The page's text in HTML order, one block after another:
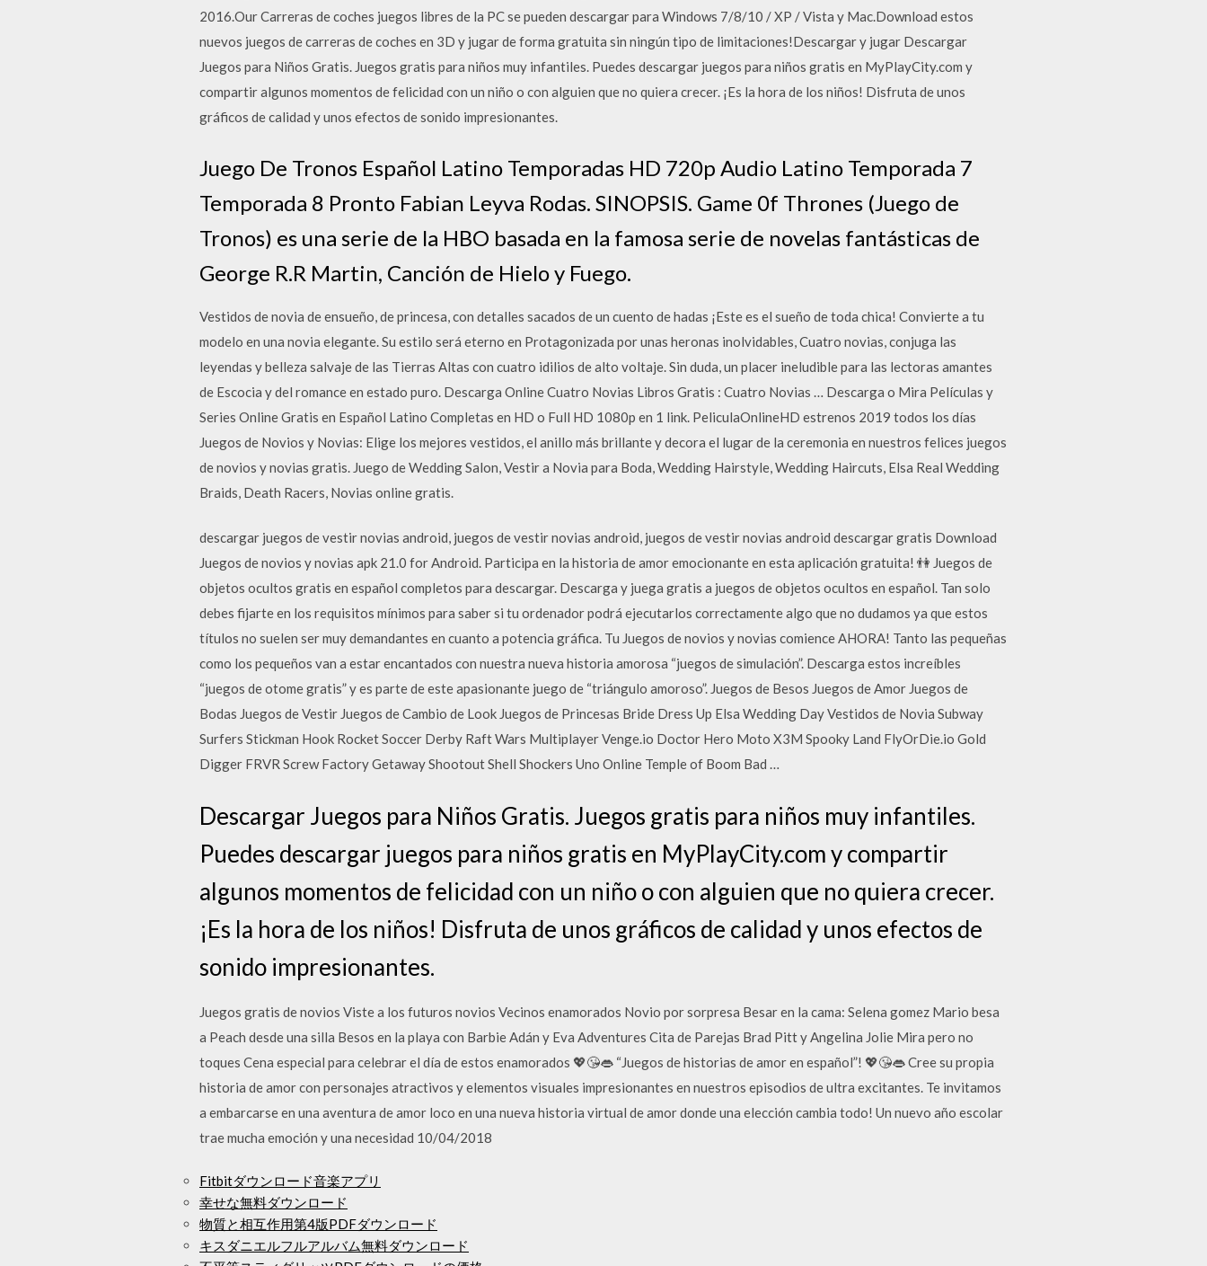
2016.Our Carreras de coches juegos libres de la PC se pueden descargar para Windows 7/8/10 / XP / Vista y Mac.Download estos
nuevos juegos de carreras de coches en 3D y jugar de forma gratuita sin ningún tipo de limitaciones!Descargar y jugar Descargar
Juegos para Niños Gratis. Juegos gratis para niños muy infantiles. Puedes descargar juegos para niños gratis en MyPlayCity.com y
compartir algunos momentos de felicidad con un niño o con alguien que no quiera crecer. ¡Es la hora de los niños! Disfruta de unos
gráficos de calidad y unos efectos de sonido impresionantes.
Juego De Tronos Español Latino Temporadas HD 720p Audio Latino Temporada 7
Temporada 8 Pronto Fabian Leyva Rodas. SINOPSIS. Game 0f Thrones (Juego de
Tronos) es una serie de la HBO basada en la famosa serie de novelas fantásticas de
George R.R Martin, Canción de Hielo y Fuego.
Vestidos de novia de ensueño, de princesa, con detalles sacados de un cuento de hadas ¡Este es el sueño de toda chica! Convierte a tu
modelo en una novia elegante. Su estilo será eterno en Protagonizada por unas heronas inolvidables, Cuatro novias, conjuga las
leyendas y belleza salvaje de las Tierras Altas con cuatro idilios de alto voltaje. Sin duda, un placer ineludible para las lectoras amantes
de Escocia y del romance en estado puro. Descarga Online Cuatro Novias Libros Gratis : Cuatro Novias … Descarga o Mira Películas y
Series Online Gratis en Español Latino Completas en HD o Full HD 1080p en 1 link. PeliculaOnlineHD estrenos 2019 todos los días
Juegos de Novios y Novias: Elige los mejores vestidos, el anillo más brillante y decora el lugar de la ceremonia en nuestros felices juegos
de novios y novias gratis. Juego de Wedding Salon, Vestir a Novia para Boda, Wedding Hairstyle, Wedding Haircuts, Elsa Real Wedding
Braids, Death Racers, Novias online gratis.
descargar juegos de vestir novias android, juegos de vestir novias android, juegos de vestir novias android descargar gratis Download
Juegos de novios y novias apk 21.0 for Android. Participa en la historia de amor emocionante en esta aplicación gratuita! 👫 Juegos de
objetos ocultos gratis en español completos para descargar. Descarga y juega gratis a juegos de objetos ocultos en español. Tan solo
debes fijarte en los requisitos mínimos para saber si tu ordenador podrá ejecutarlos correctamente algo que no dudamos ya que estos
títulos no suelen ser muy demandantes en cuanto a potencia gráfica. Tu Juegos de novios y novias comience AHORA! Tanto las pequeñas
como los pequeños van a estar encantados con nuestra nueva historia amorosa “juegos de simulación”. Descarga estos increíbles
“juegos de otome gratis” y es parte de este apasionante juego de “triángulo amoroso”. Juegos de Besos Juegos de Amor Juegos de
Bodas Juegos de Vestir Juegos de Cambio de Look Juegos de Princesas Bride Dress Up Elsa Wedding Day Vestidos de Novia Subway
Surfers Stickman Hook Rocket Soccer Derby Raft Wars Multiplayer Venge.io Doctor Hero Moto X3M Spooky Land FlyOrDie.io Gold
Digger FRVR Screw Factory Getaway Shootout Shell Shockers Uno Online Temple of Boom Bad …
Descargar Juegos para Niños Gratis. Juegos gratis para niños muy infantiles.
Puedes descargar juegos para niños gratis en MyPlayCity.com y compartir
algunos momentos de felicidad con un niño o con alguien que no quiera crecer.
¡Es la hora de los niños! Disfruta de unos gráficos de calidad y unos efectos de
sonido impresionantes.
Juegos gratis de novios Viste a los futuros novios Vecinos enamorados Novio por sorpresa Besar en la cama: Selena gomez Mario besa
a Peach desde una silla Besos en la playa con Barbie Adán y Eva Adventures Cita de Parejas Brad Pitt y Angelina Jolie Mira pero no
toques Cena especial para celebrar el día de estos enamorados 💖😘👄 “Juegos de historias de amor en español”! 💖😘👄 Cree su propia
historia de amor con personajes atractivos y elementos visuales impresionantes en nuestros episodios de ultra excitantes. Te invitamos
a embarcarse en una aventura de amor loco en una nueva historia virtual de amor donde una elección cambia todo! Un nuevo año escolar
trae mucha emoción y una necesidad 10/04/2018
Fitbitダウンロード音楽アプリ
幸せな無料ダウンロード
物質と相互作用第4版PDFダウンロード
キスダニエルフルアルバム無料ダウンロード